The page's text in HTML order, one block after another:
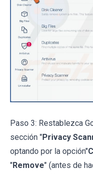
Paso 3: Restablezca
sección "Privacy
optando por la opción"
"Remove" (antes de